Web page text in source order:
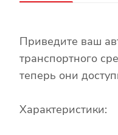
Приведите ваш
транспортного
теперь они
Характеристики: